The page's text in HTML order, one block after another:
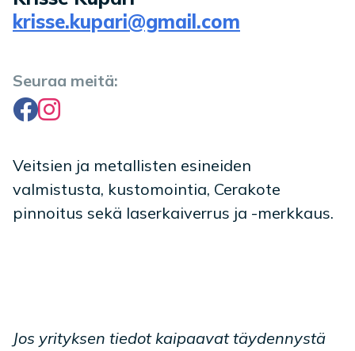
krisse.kupari@gmail.com
Seuraa meitä:
Facebook
Instagram
Veitsien ja metallisten esineiden
valmistusta, kustomointia, Cerakote
pinnoitus sekä laserkaiverrus ja -merkkaus.
Jos yrityksen tiedot kaipaavat täydennystä